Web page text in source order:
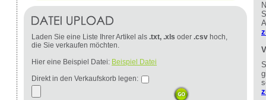
Laden Sie eine Liste Ihrer Artikel als .txt, .xls oder .csv hoch,
die Sie verkaufen möchten.
Hier eine Beispiel Datei: Beispiel Datei
Direkt in den Verkaufskorb legen: